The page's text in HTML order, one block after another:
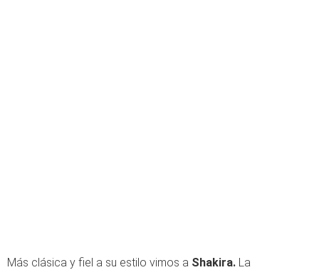
Más clásica y fiel a su estilo vimos a Shakira. La